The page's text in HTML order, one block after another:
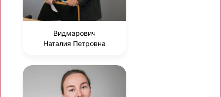
Видмарович
Наталия Петровна